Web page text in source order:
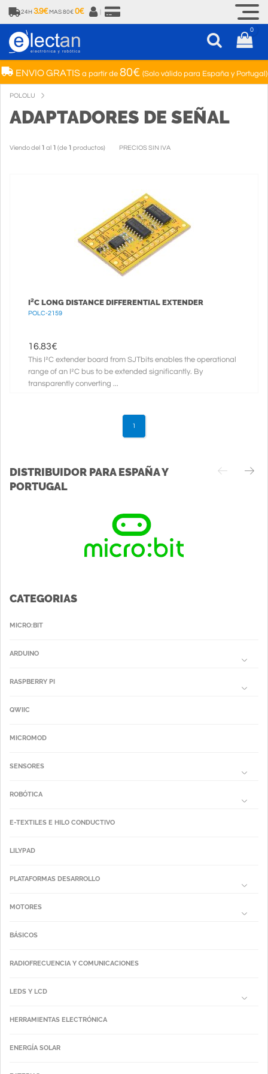
24H 3.9€ MAS 80€ 0€
0
ENVIO GRATISa partir de 80€ (Solo válido para España y Portugal)
POLOLU
ADAPTADORES DE SEÑAL
Viendo del 1 al 1 (de 1 productos) PRECIOS SIN IVA
I²C LONG DISTANCE DIFFERENTIAL EXTENDER
POLC-2159
16.83€
This I²C extender board from SJTbits enables the operational
range of an I²C bus to be extended significantly. By
transparently converting ...
1
DISTRIBUIDOR PARA ESPAÑA Y
PORTUGAL
CATEGORIAS
MICRO:BIT
ARDUINO
RASPBERRY PI
QWIIC
MICROMOD
SENSORES
ROBÓTICA
E-TEXTILES E HILO CONDUCTIVO
LILYPAD
PLATAFORMAS DESARROLLO
MOTORES
BÁSICOS
RADIOFRECUENCIA Y COMUNICACIONES
LEDS Y LCD
HERRAMIENTAS ELECTRÓNICA
ENERGÍA SOLAR